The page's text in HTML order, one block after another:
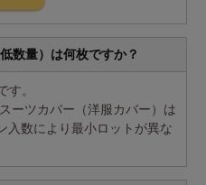
数量）は何枚ですか？
す。
ーツカバー（洋服カバー）は
入数により最小ロットが異な